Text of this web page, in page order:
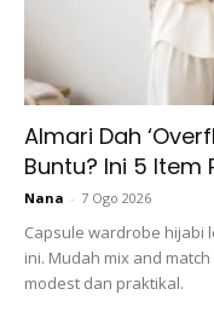
Almari Dah
Buntu? Ini 5 Item
Nana - 7 Ogo 2026
Capsule wardrobe hijabi
ini. Mudah mix and
modest dan praktikal.